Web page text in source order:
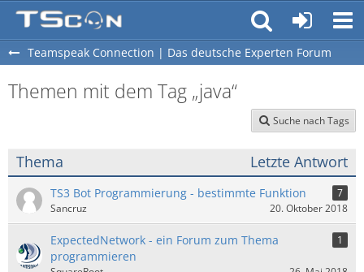
Teamspeak Connection | Das deutsche Experten Forum
Themen mit dem Tag „java“
Suche nach Tags
Thema Letzte Antwort
TS3 Bot Programmierung - bestimmte Funktion
7
Sancruz
20. Oktober 2018
ExpectedNetwork - ein Forum zum Thema
programmieren
1